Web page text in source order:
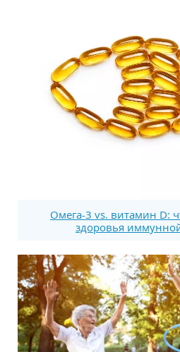
Омега-3 vs. витамин D:
здоровья